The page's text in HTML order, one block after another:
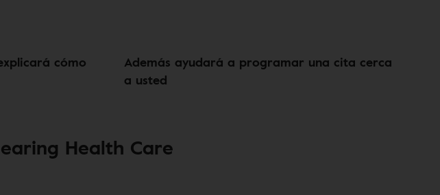
cómo
Además ayudará a programar una cita cerca
a usted
Health Care